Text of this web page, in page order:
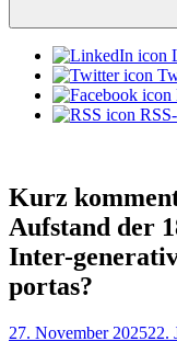
Kurz
Aufstand der
Inter-
portas?
Veröffentlicht
27. November 202522.